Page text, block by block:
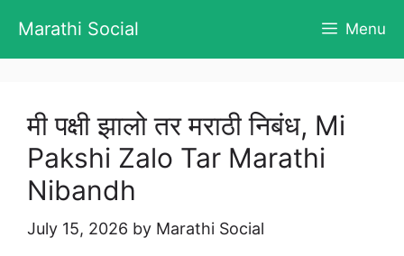
content
Marathi Social Menu
मी पक्षी झालो तर मराठी निबंध, Mi
Pakshi Zalo Tar Marathi
Nibandh
July 15, 2026 by Marathi Social